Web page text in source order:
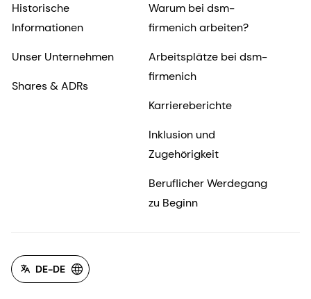
Historische
Informationen
Unser Unternehmen
Shares & ADRs
Warum bei dsm-
firmenich arbeiten?
Arbeitsplätze bei dsm-
firmenich
Karriereberichte
Inklusion und
Zugehörigkeit
Beruflicher Werdegang
zu Beginn
DE-DE